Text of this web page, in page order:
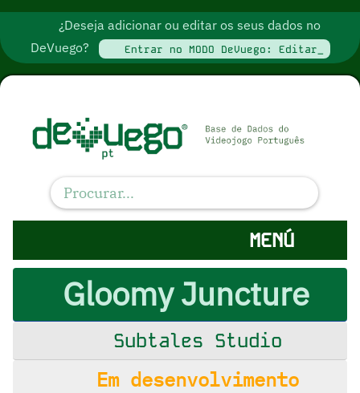
¿Deseja adicionar ou editar os seus dados no
DeVuego?
Entrar no MODO DeVuego: Editar_
MENÚ
Gloomy Juncture
Subtales Studio
Em desenvolvimento